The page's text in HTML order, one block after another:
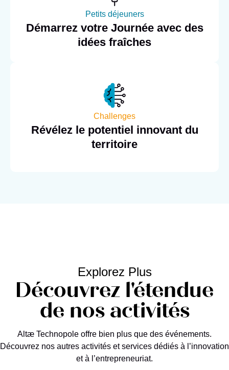
Petits déjeuners
Démarrez votre Journée avec des
idées fraîches
Challenges
Révélez le potentiel innovant du
territoire
Explorez Plus
Découvrez l'étendue
de nos activités
Altæ Technopole offre bien plus que des événements.
Découvrez nos autres activités et services dédiés à l’innovation
et à l’entrepreneuriat.